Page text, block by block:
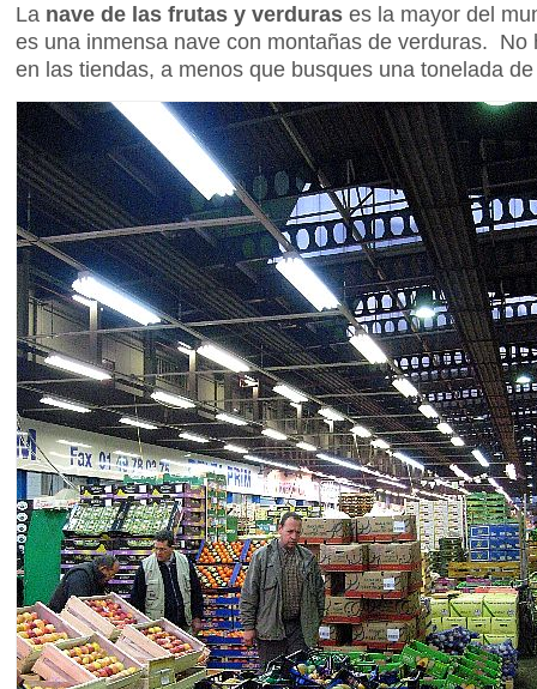
La nave de las frutas y verduras es la mayor del
es una inmensa nave con montañas de verduras. No
en las tiendas, a menos que busques una tonelada